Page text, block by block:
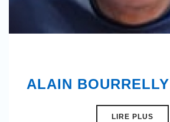
ALAIN BOURRELLY
LIRE PLUS